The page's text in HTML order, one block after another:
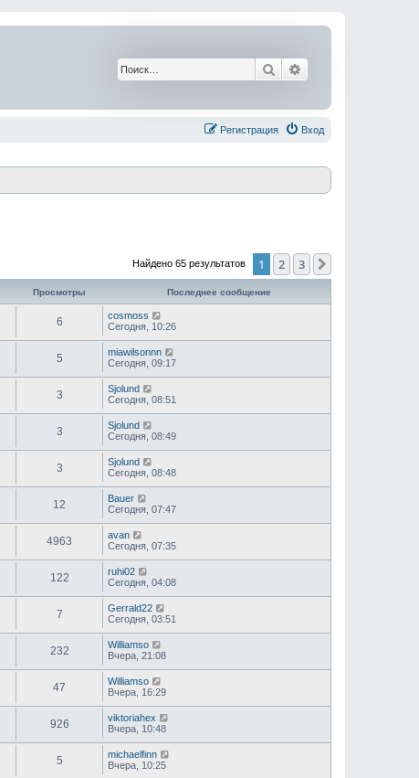
Поиск
Вход
Регистрация
Найдено 65 результатов 1 2 3
Просмотры Последнее сообщение
6
cosmoss
Сегодня, 10:26
5
miawilsonnn
Сегодня, 09:17
3
Sjolund
Сегодня, 08:51
3
Sjolund
Сегодня, 08:49
3
Sjolund
Сегодня, 08:48
12
Bauer
Сегодня, 07:47
4963
avan
Сегодня, 07:35
122
ruhi02
Сегодня, 04:08
7
Gerrald22
Сегодня, 03:51
232
Williamso
Вчера, 21:08
47
Williamso
Вчера, 16:29
926
viktoriahex
Вчера, 10:48
5
michaelfinn
Вчера, 10:25